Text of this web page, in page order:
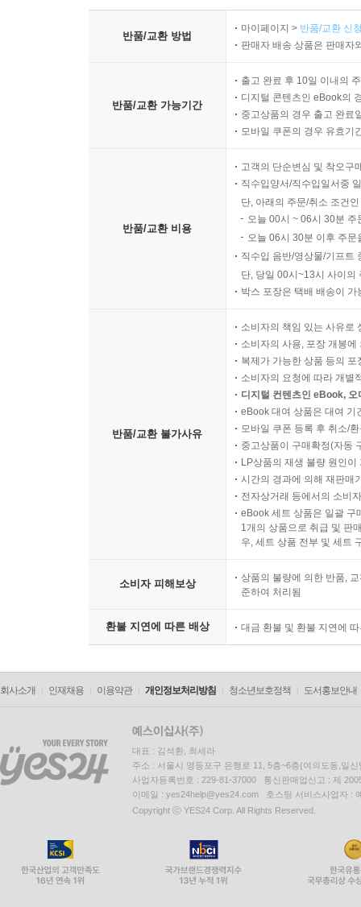
반품/교환 방법
마이페이지 > 반품/교환 신
판매자 배송 상품은 판매자
반품/교환 가능기간
출고 완료 후 10일 이내의
디지털 콘텐츠인 eBook의
중고상품의 경우 출고 완료
모바일 쿠폰의 경우 유효기
반품/교환 비용
고객의 단순변심 및 착오구
직수입양서/직수입일서중
단, 아래의 주문/취소 조건
오늘 00시 ~ 06시 30분
오늘 06시 30분 이후 주
직수입 음반/영상물/기프트
단, 당일 00시~13시 사이의
박스 포장은 택배 배송이
반품/교환 불가사유
소비자의 책임 있는 사유로
소비자의 사용, 포장 개봉
복제가 가능한 상품 등의
소비자의 요청에 따라 개별
디지털 컨텐츠인 eBook,
eBook 대여 상품은 대여 기
모바일 쿠폰 등록 후 취소/
중고상품이 구매확정(자동
LP상품의 재생 불량 원인
시간의 경과에 의해 재판매
전자상거래 등에서의 소비
eBook 세트 상품은 일괄 구
1개의 상품으로 취급 및 판
우, 세트 상품 전부 및 세트
소비자 피해보상
상품의 불량에 의한 반품,
준하여 처리됨
환불 지연에 따른 배상 대금 환불 및 환불 지연에
회사소개 인재채용 이용약관 개인정보처리방침 청소년보호정책 도서홍보안내
대표 : 김석환, 최세라
주소 : 서울시 영등포구 은행로 11, 5층~6층(여의도동,일신
사업자등록번호 : 229-81-37000 통신판매업신고 : 제
이메일 : yes24help@yes24.com 호스팅 서비스사업자 :
Copyright ⓒ YES24 Corp. All Rights Reserved.